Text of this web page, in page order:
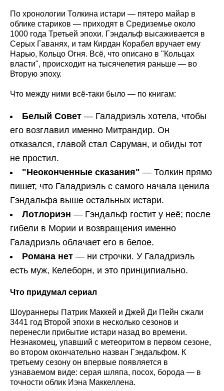
По хронологии Толкина истари — пятеро майар в
облике стариков — приходят в Средиземье около
1000 года Третьей эпохи. Гэндальф высаживается в
Серых Гаванях, и там Кирдан Корабел вручает ему
Нарью, Кольцо Огня. Всё, что описано в "Кольцах
власти", происходит на тысячелетия раньше — во
Вторую эпоху.
Что между ними всё-таки было — по книгам:
Белый Совет — Галадриэль хотела, чтобы
его возглавил именно Митрандир. Он
отказался, главой стал Саруман, и обиды тот
не простил.
"Неоконченные сказания" — Толкин прямо
пишет, что Галадриэль с самого начала ценила
Гэндальфа выше остальных истари.
Лотлориэн — Гэндальф гостит у неё; после
гибели в Мории и возвращения именно
Галадриэль облачает его в белое.
Романа нет — ни строчки. У Галадриэль
есть муж, Келеборн, и это принципиально.
Что придумал сериал
Шоураннеры Патрик Маккей и Джей Ди Пейн сжали
3441 год Второй эпохи в несколько сезонов и
перенесли прибытие истари назад во времени.
Незнакомец, упавший с метеоритом в первом сезоне,
во втором окончательно назван Гэндальфом. К
третьему сезону он впервые появляется в
узнаваемом виде: серая шляпа, посох, борода — в
точности облик Иэна Маккеллена.